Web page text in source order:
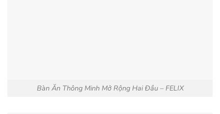
Bàn Ăn Thông Minh Mở Rộng Hai Đầu – FELIX